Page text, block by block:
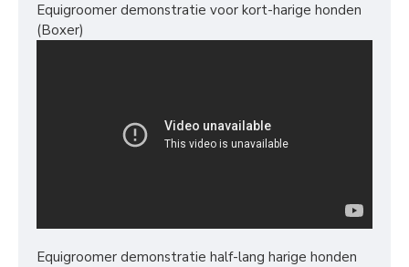
Equigroomer demonstratie voor kort-harige honden
(Boxer)
Equigroomer demonstratie half-lang harige honden